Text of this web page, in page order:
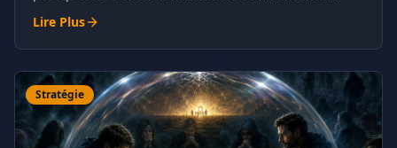
Lire Plus
Stratégie